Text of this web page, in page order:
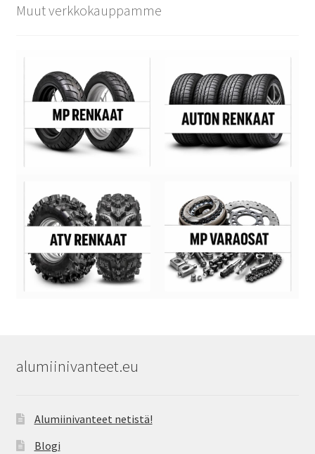
Muut verkkokauppamme
alumiinivanteet.eu
Alumiinivanteet netistä!
Blogi